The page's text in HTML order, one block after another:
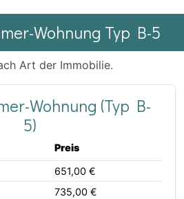
Wohnung Typ B-5
Art der Immobilie.
Wohnung (Typ B-
5)
Preis
651,00 €
735,00 €